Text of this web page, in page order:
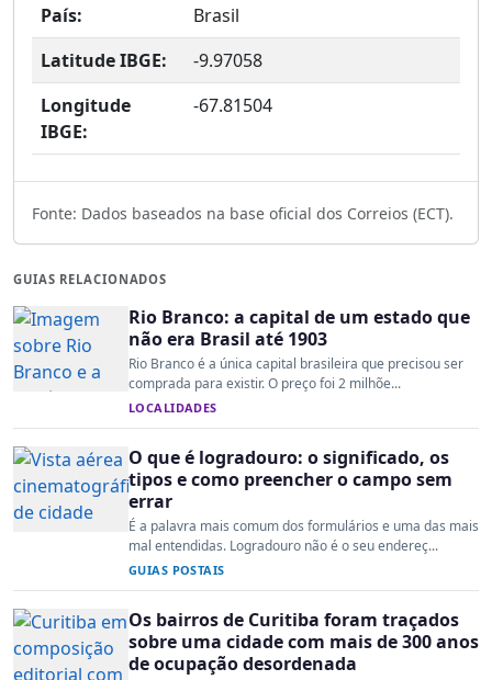
País:
Brasil
Latitude IBGE:
-9.97058
Longitude
IBGE:
-67.81504
Fonte: Dados baseados na base oficial dos Correios (ECT).
GUIAS RELACIONADOS
Rio Branco: a capital de um estado que
não era Brasil até 1903
Rio Branco é a única capital brasileira que precisou ser
comprada para existir. O preço foi 2 milhõe...
LOCALIDADES
O que é logradouro: o significado, os
tipos e como preencher o campo sem
errar
É a palavra mais comum dos formulários e uma das mais
mal entendidas. Logradouro não é o seu endereç...
GUIAS POSTAIS
Os bairros de Curitiba foram traçados
sobre uma cidade com mais de 300 anos
de ocupação desordenada